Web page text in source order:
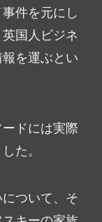
件を元にし
国人ビジネ
を運ぶとい
ドには実際
た。
ついて、そ